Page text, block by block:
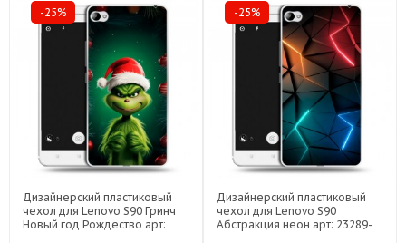
-25%
Дизайнерский пластиковый
чехол для Lenovo S90 Гринч
Новый год Рождество арт:
-25%
Дизайнерский пластиковый
чехол для Lenovo S90
Абстракция неон арт: 23289-